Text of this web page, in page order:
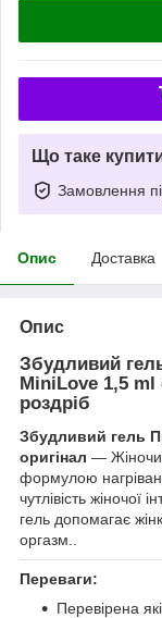
Що таке
Замовлення
Опис Доставка
Опис
Збудливий
MiniLove 1,5 ml
роздріб
Збудливий гель
оригінал —
формулою
чутлівість жіночої
гель допомагає
оргазм..
Переваги:
Перевірена